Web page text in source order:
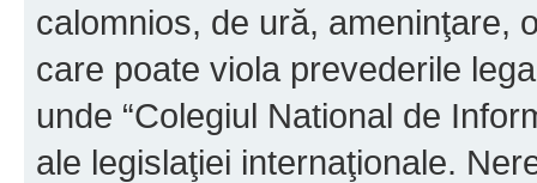
calomnios, de ură, ameninţare,
care poate viola prevederile
unde “Colegiul National de
ale legislaţiei internaţionale.